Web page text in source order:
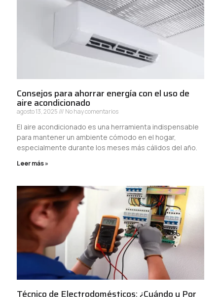
Consejos para ahorrar energía con el uso de
aire acondicionado
agosto 13, 2025 No hay comentarios
El aire acondicionado es una herramienta indispensable
para mantener un ambiente cómodo en el hogar,
especialmente durante los meses más cálidos del año.
Leer más »
Técnico de Electrodomésticos: ¿Cuándo y Por